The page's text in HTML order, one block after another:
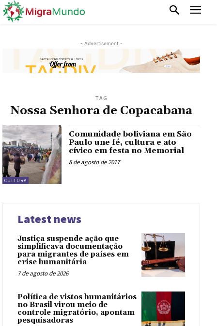
- Advertisement -
TAG
Nossa Senhora de Copacabana
CULTURA
Comunidade boliviana em São
Paulo une fé, cultura e ato
cívico em festa no Memorial
8 de agosto de 2017
Latest news
Justiça suspende ação que
simplificava documentação
para migrantes de países em
crise humanitária
7 de agosto de 2026
Política de vistos humanitários
no Brasil virou meio de
controle migratório, apontam
pesquisadoras